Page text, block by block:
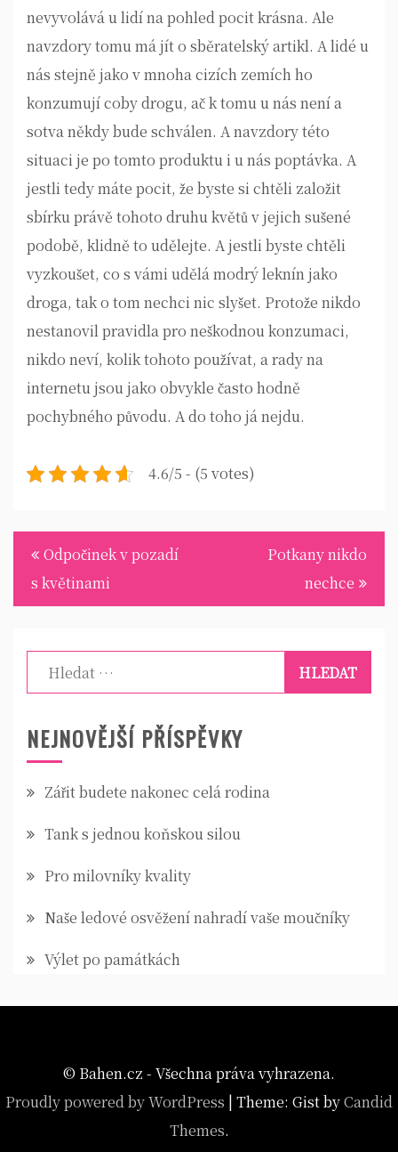
nevyvolává u lidí na pohled pocit krásna. Ale
navzdory tomu má jít o sběratelský artikl. A lidé u
nás stejně jako v mnoha cizích zemích ho
konzumují coby drogu, ač k tomu u nás není a
sotva někdy bude schválen. A navzdory této
situaci je po tomto produktu i u nás poptávka. A
jestli tedy máte pocit, že byste si chtěli založit
sbírku právě tohoto druhu květů v jejich sušené
podobě, klidně to udělejte. A jestli byste chtěli
vyzkoušet, co s vámi udělá modrý leknín jako
droga, tak o tom nechci nic slyšet. Protože nikdo
nestanovil pravidla pro neškodnou konzumaci,
nikdo neví, kolik tohoto používat, a rady na
internetu jsou jako obvykle často hodně
pochybného původu. A do toho já nejdu.
4.6/5 - (5 votes)
Navigace
pro
příspěvek
Odpočinek v pozadí
s květinami
Potkany nikdo
nechce
Vyhledávání
NEJNOVĚJŠÍ PŘÍSPĚVKY
Zářit budete nakonec celá rodina
Tank s jednou koňskou silou
Pro milovníky kvality
Naše ledové osvěžení nahradí vaše moučníky
Výlet po památkách
© Bahen.cz - Všechna práva vyhrazena.
Proudly powered by WordPress | Theme: Gist byCandid
Themes.